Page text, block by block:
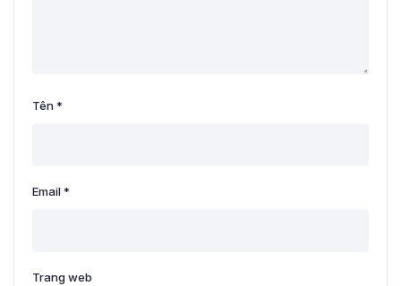
Tên*
Email*
Trang web